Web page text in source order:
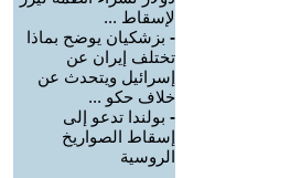
لإسقاط ...
- بزشكيان يوضح بماذا
تختلف إيران عن
إسرائيل ويتحدث عن
خلاف حكو ...
- بولندا تدعو إلى
إسقاط الصواريخ
الروسية